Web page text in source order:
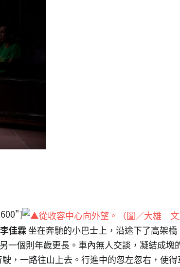
佳霖坐在奔馳的小巴士上，沿途下了高架
個則年歲更長。車內無人交談，凝結成塊
，一路往山上去。行進中的忽左忽右，使